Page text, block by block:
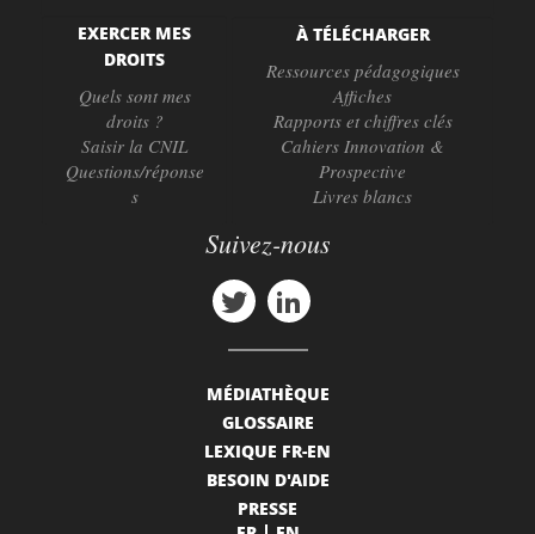
EXERCER MES
DROITS
Quels sont mes
droits ?
Saisir la CNIL
Questions/réponse
s
À TÉLÉCHARGER
Ressources pédagogiques
Affiches
Rapports et chiffres clés
Cahiers Innovation &
Prospective
Livres blancs
Suivez-nous
MÉDIATHÈQUE
GLOSSAIRE
LEXIQUE FR-EN
BESOIN D'AIDE
PRESSE